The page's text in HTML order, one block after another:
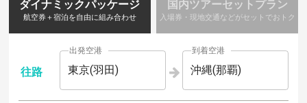
ダイナミックパッケージ
航空券＋宿泊を自由に組み合わせ
国内ツアーセットプラン
入場券・現地交通などがセットでおトク
往路
出発空港
東京(羽田)
到着空港
沖縄(那覇)